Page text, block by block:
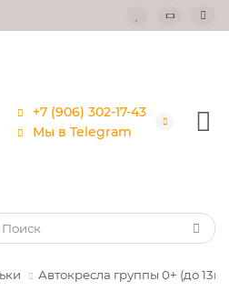
+7 (906) 302-17-43
Мы в Telegram
Автокресла группы 0+ (до 13кг)